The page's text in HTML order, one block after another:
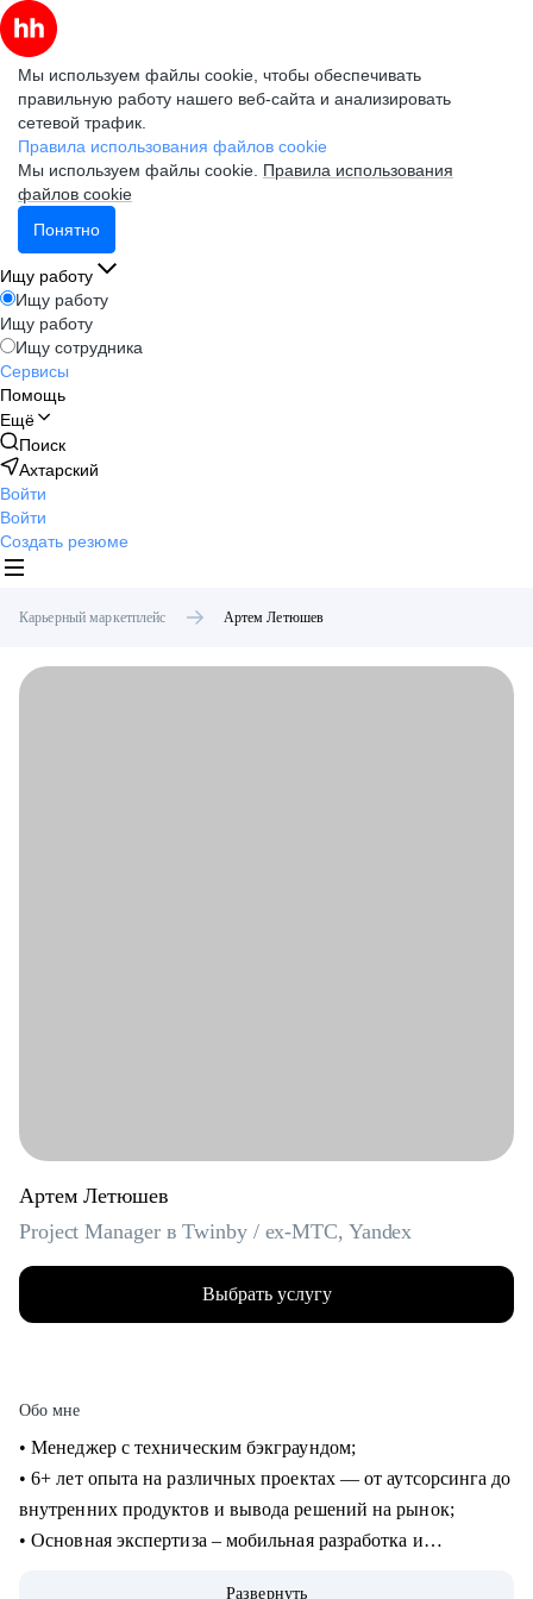
Мы используем файлы cookie, чтобы обеспечивать
правильную работу нашего веб-сайта и анализировать
сетевой трафик.
Правила использования файлов cookie
Мы используем файлы cookie. Правила использования
файлов cookie
Понятно
Ищу работу
Ищу работу
Ищу работу
Ищу сотрудника
Сервисы
Помощь
Ещё
Поиск
Ахтарский
Войти
Войти
Создать резюме
Карьерный маркетплейс Артем Летюшев
Артем Летюшев
Project Manager в Twinby / ex-MTC, Yandex
Выбрать услугу
Обо мне
• Менеджер с техническим бэкграундом;
• 6+ лет опыта на различных проектах — от аутсорсинга до
внутренних продуктов и вывода решений на рынок;
• Основная экспертиза – мобильная разработка и
Развернуть